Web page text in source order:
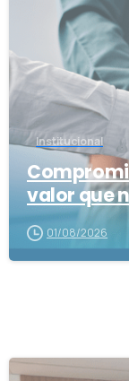
Institucional
valor que
01/08/2026